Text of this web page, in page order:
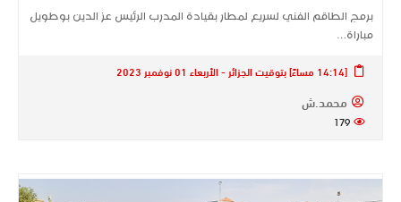
برمج الطاقم الفني لسريع لمطار بقيادة المدرب الرئيس عز الدين بوطويل
مباراة…
[14:14 مساءً] بتوقيت الجزائر - الأربعاء 01 نوفمبر 2023
محمد.ش
179